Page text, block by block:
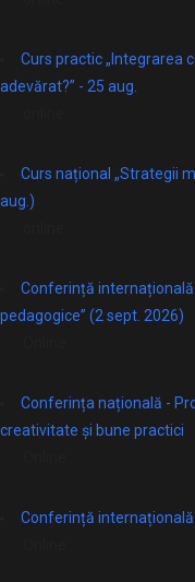
Curs practic „Integrarea
adevărat?” - 25 aug.
Curs național „Strategii
aug.)
Conferință
pedagogice” (2 sept. 2026)
Conferința națională -
creativitate și bune practici
Conferință internațională